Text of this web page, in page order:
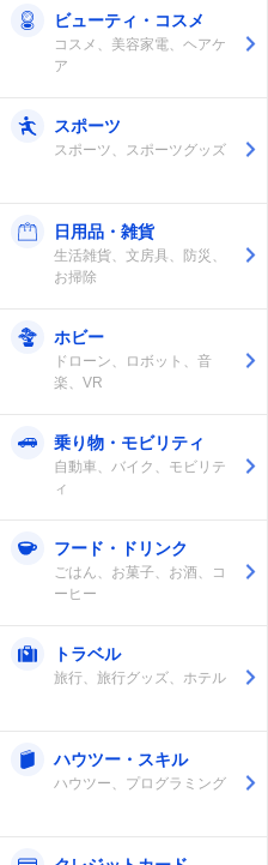
ビューティ・コスメ
コスメ、美容家電、ヘアケ
ア
スポーツ
スポーツ、スポーツグッズ
日用品・雑貨
生活雑貨、文房具、防災、
お掃除
ホビー
ドローン、ロボット、音
楽、VR
乗り物・モビリティ
自動車、バイク、モビリテ
ィ
フード・ドリンク
ごはん、お菓子、お酒、コ
ーヒー
トラベル
旅行、旅行グッズ、ホテル
ハウツー・スキル
ハウツー、プログラミング